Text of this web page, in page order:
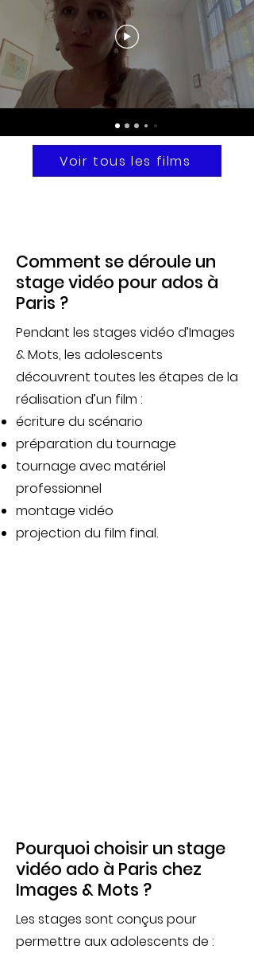
Voir tous les films
Comment se déroule un
stage vidéo pour ados à
Paris ?
Pendant les stages vidéo d’Images
& Mots, les adolescents
découvrent toutes les étapes de la
réalisation d’un film :
écriture du scénario
préparation du tournage
tournage avec matériel
professionnel
montage vidéo
projection du film final.
Pourquoi choisir un stage
vidéo ado à Paris chez
Images & Mots ?
Les stages sont conçus pour
permettre aux adolescents de :